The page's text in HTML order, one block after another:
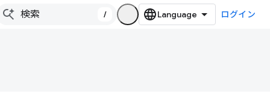
/ ログイン